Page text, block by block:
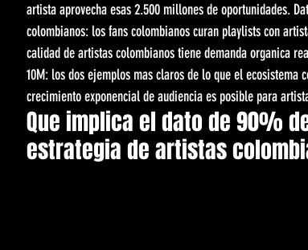
artista aprovecha esas 2.500 millones de oportunidades.
colombianos: los fans colombianos curan playlists con
calidad de artistas colombianos tiene demanda organica
10M: los dos ejemplos mas claros de lo que el ecosistema
crecimiento exponencial de audiencia es posible para
Que implica el dato de 90%
estrategia de artistas